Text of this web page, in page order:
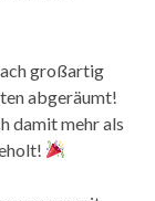
großartig
abgeräumt!
damit mehr als